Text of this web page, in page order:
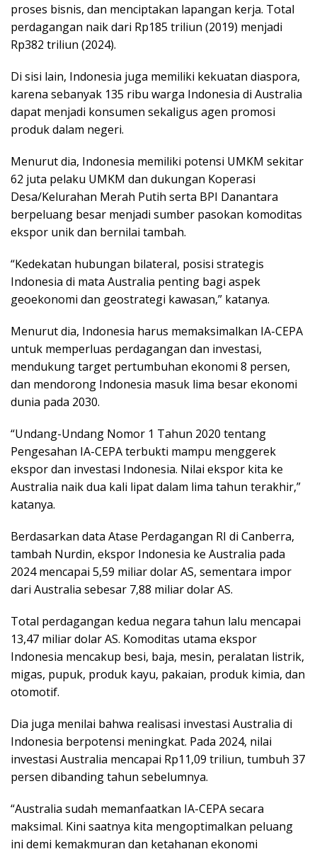
proses bisnis, dan menciptakan lapangan kerja. Total
perdagangan naik dari Rp185 triliun (2019) menjadi
Rp382 triliun (2024).
Di sisi lain, Indonesia juga memiliki kekuatan diaspora,
karena sebanyak 135 ribu warga Indonesia di Australia
dapat menjadi konsumen sekaligus agen promosi
produk dalam negeri.
Menurut dia, Indonesia memiliki potensi UMKM sekitar
62 juta pelaku UMKM dan dukungan Koperasi
Desa/Kelurahan Merah Putih serta BPI Danantara
berpeluang besar menjadi sumber pasokan komoditas
ekspor unik dan bernilai tambah.
“Kedekatan hubungan bilateral, posisi strategis
Indonesia di mata Australia penting bagi aspek
geoekonomi dan geostrategi kawasan,” katanya.
Menurut dia, Indonesia harus memaksimalkan IA-CEPA
untuk memperluas perdagangan dan investasi,
mendukung target pertumbuhan ekonomi 8 persen,
dan mendorong Indonesia masuk lima besar ekonomi
dunia pada 2030.
“Undang-Undang Nomor 1 Tahun 2020 tentang
Pengesahan IA-CEPA terbukti mampu menggerek
ekspor dan investasi Indonesia. Nilai ekspor kita ke
Australia naik dua kali lipat dalam lima tahun terakhir,”
katanya.
Berdasarkan data Atase Perdagangan RI di Canberra,
tambah Nurdin, ekspor Indonesia ke Australia pada
2024 mencapai 5,59 miliar dolar AS, sementara impor
dari Australia sebesar 7,88 miliar dolar AS.
Total perdagangan kedua negara tahun lalu mencapai
13,47 miliar dolar AS. Komoditas utama ekspor
Indonesia mencakup besi, baja, mesin, peralatan listrik,
migas, pupuk, produk kayu, pakaian, produk kimia, dan
otomotif.
Dia juga menilai bahwa realisasi investasi Australia di
Indonesia berpotensi meningkat. Pada 2024, nilai
investasi Australia mencapai Rp11,09 triliun, tumbuh 37
persen dibanding tahun sebelumnya.
“Australia sudah memanfaatkan IA-CEPA secara
maksimal. Kini saatnya kita mengoptimalkan peluang
ini demi kemakmuran dan ketahanan ekonomi